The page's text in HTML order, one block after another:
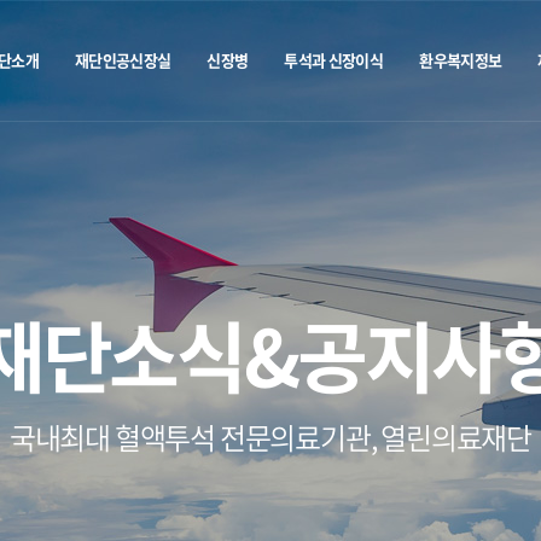
소개 재단인공신장실 신장병 투석과 신장이식 환우복지정보
단소식&공지사
국내최대 혈액투석 전문의료기관, 열린의료재단